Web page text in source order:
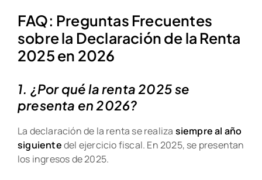
FAQ: Preguntas Frecuentes
sobre la Declaración de la Renta
2025 en 2026
1. ¿Por qué la renta 2025 se
presenta en 2026?
La declaración de la renta se realiza siempre al año
siguientedel ejercicio fiscal. En 2025, se presentan
los ingresos de 2025.